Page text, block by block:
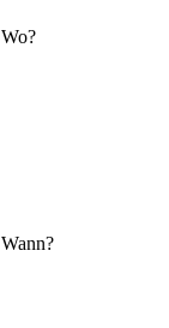
Wo?
Wann?